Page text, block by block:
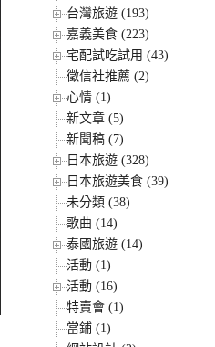
台灣旅遊 (193)
嘉義美食 (223)
宅配試吃試用 (43)
徵信社推薦 (2)
心情 (1)
新文章 (5)
新聞稿 (7)
日本旅遊 (328)
日本旅遊美食 (39)
未分類 (38)
歌曲 (14)
泰國旅遊 (14)
活動 (1)
活動 (16)
特賣會 (1)
當鋪 (1)